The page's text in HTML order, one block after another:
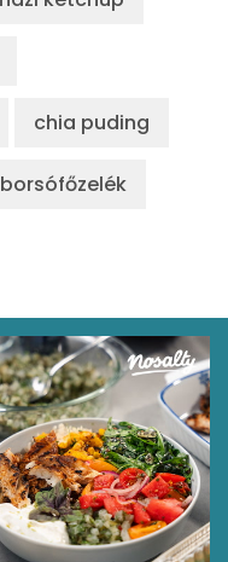
chia puding
borsófőzelék